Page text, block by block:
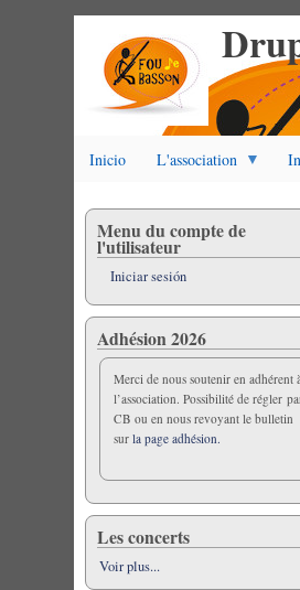
Inicio L'association
Menu du compte de
l'utilisateur
Iniciar sesión
Adhésion 2026
Merci de nous soutenir en adhérent
l’association. Possibilité de régler
CB ou en nous revoyant le bulletin
surla page adhésion.
Les concerts
Voir plus...